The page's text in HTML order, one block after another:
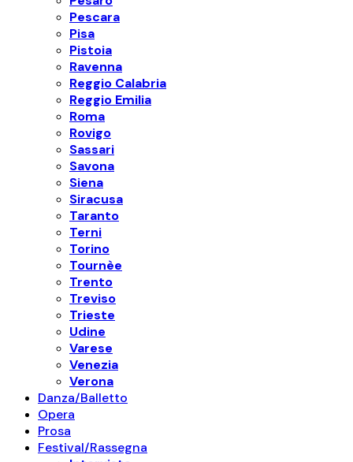
Pescara
Pisa
Pistoia
Ravenna
Reggio Calabria
Reggio Emilia
Roma
Rovigo
Sassari
Savona
Siena
Siracusa
Taranto
Terni
Torino
Tournèe
Trento
Treviso
Trieste
Udine
Varese
Venezia
Verona
Danza/Balletto
Opera
Prosa
Festival/Rassegna